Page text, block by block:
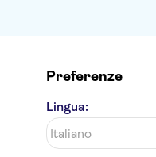
Preferenze
Lingua: